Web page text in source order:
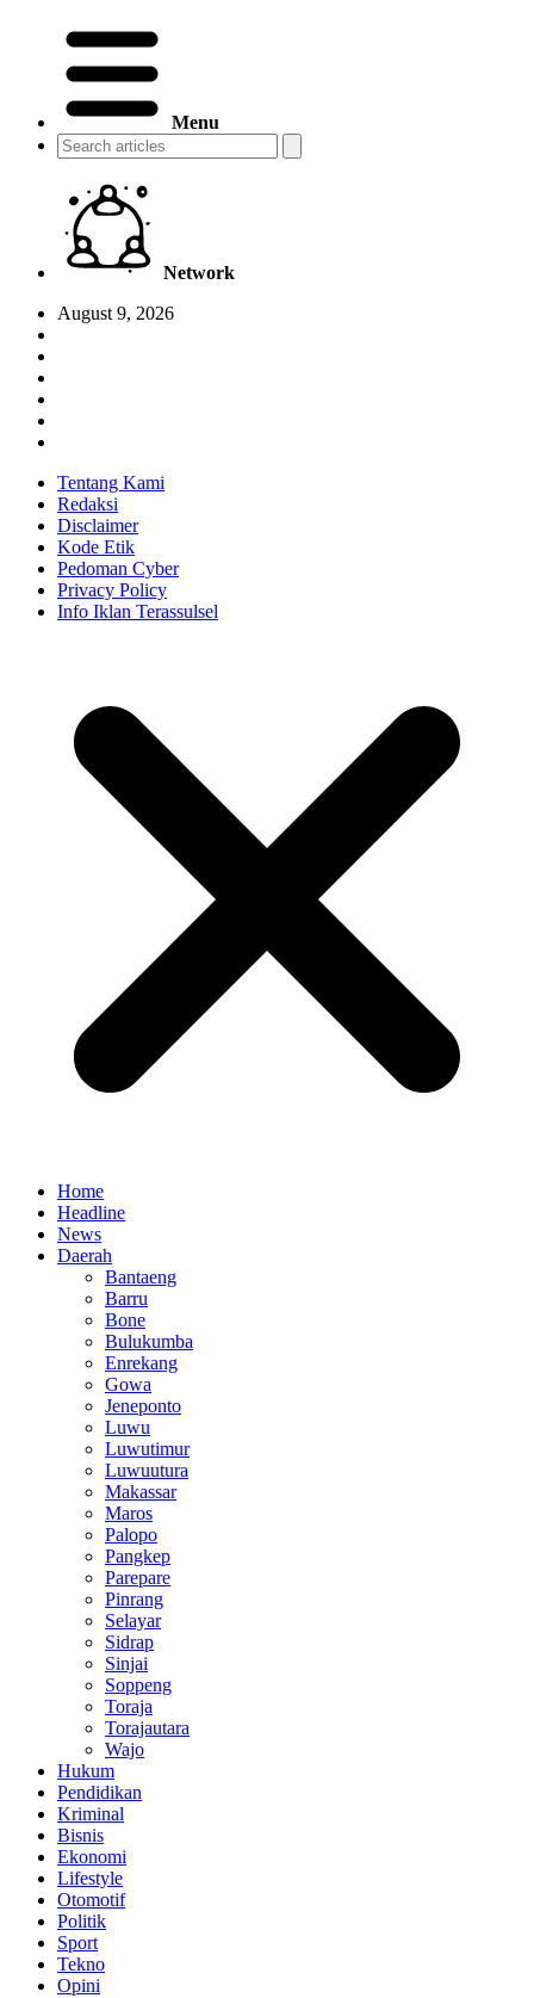
Menu
Network
August 9, 2026
Tentang Kami
Redaksi
Disclaimer
Kode Etik
Pedoman Cyber
Privacy Policy
Info Iklan Terassulsel
Home
Headline
News
Daerah
Bantaeng
Barru
Bone
Bulukumba
Enrekang
Gowa
Jeneponto
Luwu
Luwutimur
Luwuutura
Makassar
Maros
Palopo
Pangkep
Parepare
Pinrang
Selayar
Sidrap
Sinjai
Soppeng
Toraja
Torajautara
Wajo
Hukum
Pendidikan
Kriminal
Bisnis
Ekonomi
Lifestyle
Otomotif
Politik
Sport
Tekno
Opini